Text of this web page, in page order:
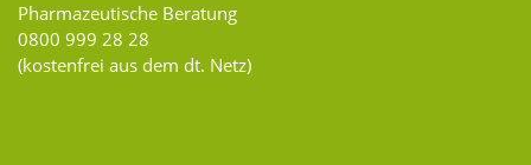
Pharmazeutische Beratung
0800 999 28 28
(kostenfrei aus dem dt. Netz)